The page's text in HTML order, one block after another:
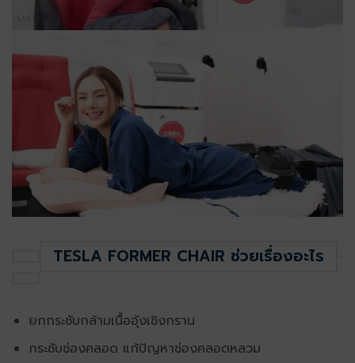
TESLA FORMER CHAIR ช่วยเรื่องอะไร
ยกกระชับกล้ามเนื้ออุ้งเชิงกราน
กระชับช่องคลอด แก้ปัญหาช่องคลอดหลวม